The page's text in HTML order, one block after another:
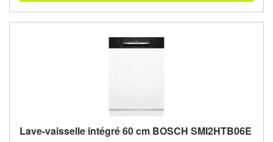
Lave-vaisselle intégré 60 cm BOSCH SMI2HTB06E